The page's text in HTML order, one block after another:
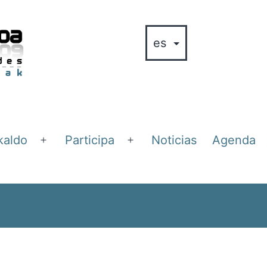
Abrir
menú
Participa
Abrir
menú
Noticias Agenda